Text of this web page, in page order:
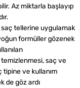
Az miktarla başlayıp
tellerine uygulamak
formüller gözenek
saç ve
tipine ve kullanım
de göz ardı